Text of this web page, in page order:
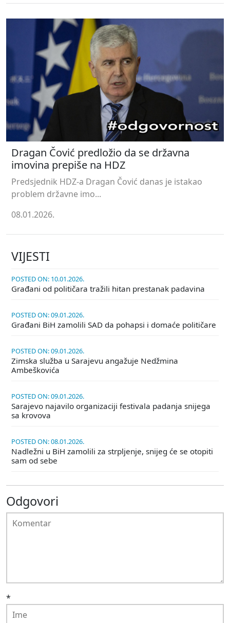
Dragan Čović predložio da se državna
imovina prepiše na HDZ
Predsjednik HDZ-a Dragan Čović danas je istakao
problem državne imo...
08.01.2026.
VIJESTI
POSTED ON: 10.01.2026.
Građani od političara tražili hitan prestanak padavina
POSTED ON: 09.01.2026.
Građani BiH zamolili SAD da pohapsi i domaće političare
POSTED ON: 09.01.2026.
Zimska služba u Sarajevu angažuje Nedžmina
Ambeškovića
POSTED ON: 09.01.2026.
Sarajevo najavilo organizaciji festivala padanja snijega
sa krovova
POSTED ON: 08.01.2026.
Nadležni u BiH zamolili za strpljenje, snijeg će se otopiti
sam od sebe
Odgovori
*